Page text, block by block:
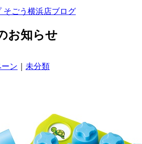
そごう横浜店ブログ
お知らせ
ン 未分類